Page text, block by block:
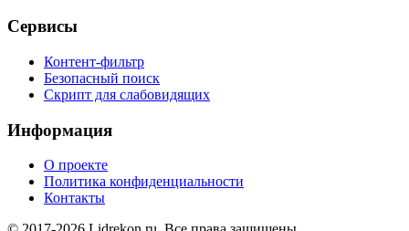
Сервисы
Контент-фильтр
Безопасный поиск
Скрипт для слабовидящих
Информация
О проекте
Политика конфиденциальности
Контакты